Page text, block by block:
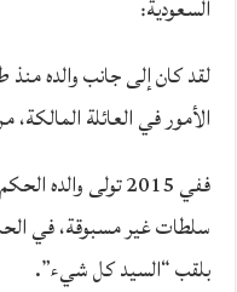
السعودية:
لقد كان إلى جانب والده
الأمور في العائلة
ففي 2015 تولى
سلطات غير مسبوقة، في
بلقب “السيد كل شيء”.